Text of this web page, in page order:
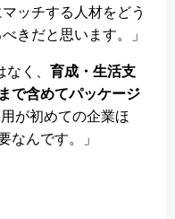
ッチする人材をどう
きだと思います。」
く、 育成・生活支
で含めてパッケージ
が初めての企業ほ
なんです。」